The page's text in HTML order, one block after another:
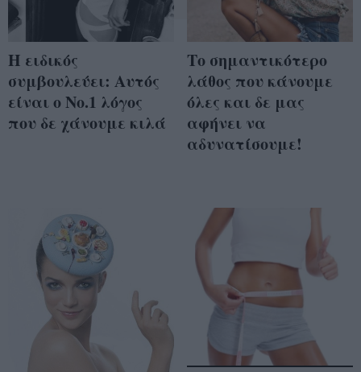
Η ειδικός
συμβουλεύει: Αυτός
είναι o Νo.1 λόγος
που δε χάνουμε κιλά
Το σημαντικότερο
λάθος που κάνουμε
όλες και δε μας
αφήνει να
αδυνατίσουμε!